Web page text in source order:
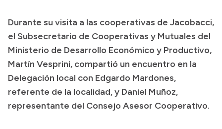
Boletín Oficial
Compras y licitaciones
Consulta de expedientes
Consulta de pago a proveedores
Convocatorias
Intranet
Durante su visita a las cooperativas de Jacobacci,
el Subsecretario de Cooperativas y Mutuales del
Ministerio de Desarrollo Económico y Productivo,
Martín Vesprini, compartió un encuentro en la
Delegación local con Edgardo Mardones,
referente de la localidad, y Daniel Muñoz,
representante del Consejo Asesor Cooperativo.